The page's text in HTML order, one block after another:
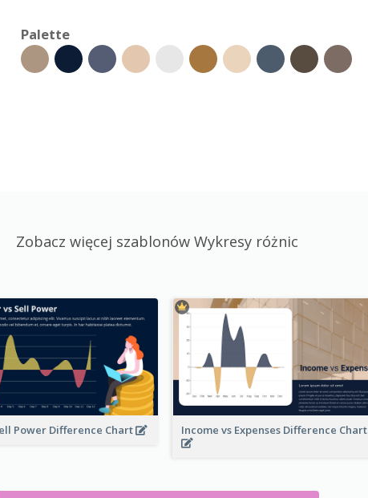
Palette
Zobacz więcej szablonów Wykresy różnic
Power Difference Chart Income vs Expenses Difference Chart